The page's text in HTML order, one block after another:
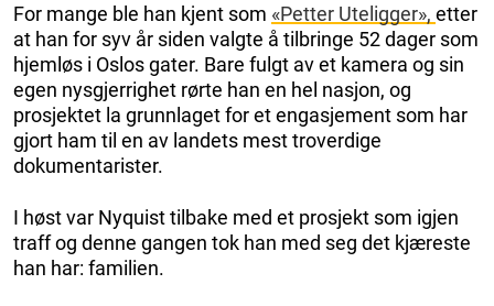
For mange ble han kjent som «Petter Uteligger», etter
at han for syv år siden valgte å tilbringe 52 dager som
hjemløs i Oslos gater. Bare fulgt av et kamera og sin
egen nysgjerrighet rørte han en hel nasjon, og
prosjektet la grunnlaget for et engasjement som har
gjort ham til en av landets mest troverdige
dokumentarister.
I høst var Nyquist tilbake med et prosjekt som igjen
traff og denne gangen tok han med seg det kjæreste
han har: familien.